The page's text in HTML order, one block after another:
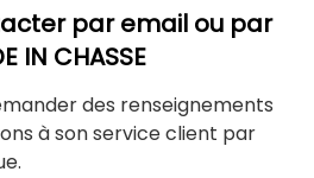
par email ou par
IN CHASSE
des renseignements
à son service client par